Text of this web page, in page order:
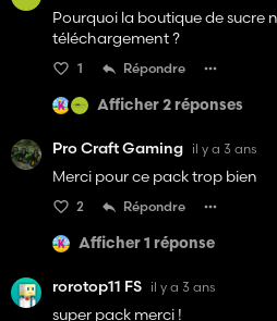
Pourquoi la boutique de sucre
téléchargement ?
1 Répondre
Afficher 2 réponses
Pro Craft Gaming il y a 3 ans
Merci pour ce pack trop bien
2 Répondre
Afficher 1 réponse
rorotop11 FS il y a 3 ans
super pack merci !